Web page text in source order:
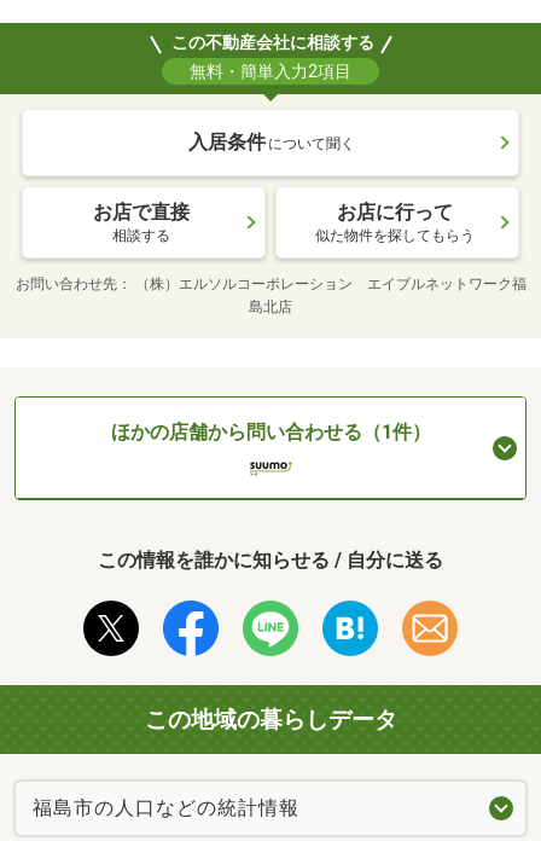
この不動産会社に相談する
無料・簡単入力2項目
入居条件 について聞く
お店で直接
相談する
お店に行って
似た物件を探してもらう
お問い合わせ先
（株）エルソルコーポレーション エイブルネットワーク福
島北店
ほかの店舗から問い合わせる（1件）
この情報を誰かに知らせる / 自分に送る
この地域の暮らしデータ
福島市の人口などの統計情報